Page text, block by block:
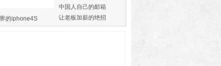
的iphone4S
中国人自己的邮箱
让老板加薪的绝招